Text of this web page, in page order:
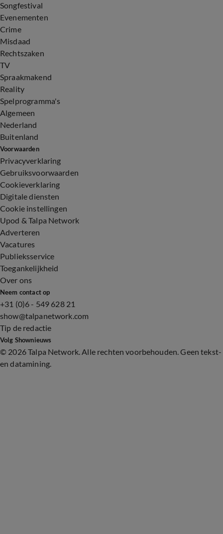
Songfestival
Evenementen
Crime
Misdaad
Rechtszaken
TV
Spraakmakend
Reality
Spelprogramma's
Algemeen
Nederland
Buitenland
Voorwaarden
Privacyverklaring
Gebruiksvoorwaarden
Cookieverklaring
Digitale diensten
Cookie instellingen
Upod & Talpa Network
Adverteren
Vacatures
Publieksservice
Toegankelijkheid
Over ons
Neem contact op
+31 (0)6 - 549 628 21
show@talpanetwork.com
Tip de redactie
Volg Shownieuws
© 2026 Talpa Network. Alle rechten voorbehouden. Geen tekst-
en datamining.